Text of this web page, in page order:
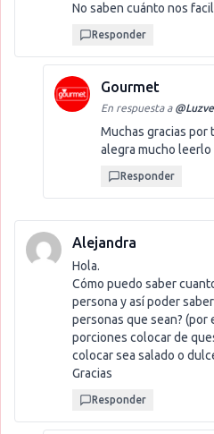
No saben cuánto nos
Responder
Gourmet
En respuesta a @
Muchas gracias por
alegra mucho leerlo
Responder
Alejandra
Hola.
Cómo puedo saber
persona y así poder
personas que sean? (por
porciones colocar de
colocar sea salado o
Gracias
Responder